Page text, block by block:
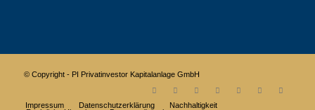
© Copyright - PI Privatinvestor Kapitalanlage GmbH
Impressum Datenschutzerklärung
Nachhaltigkeit